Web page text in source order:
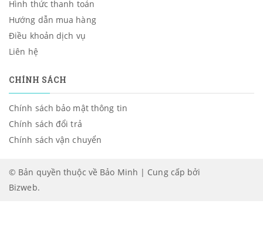
Hình thức thanh toán
Hướng dẫn mua hàng
Điều khoản dịch vụ
Liên hệ
CHÍNH SÁCH
Chính sách bảo mật thông tin
Chính sách đổi trả
Chính sách vận chuyển
© Bản quyền thuộc về Bảo Minh | Cung cấp bởi
Bizweb.